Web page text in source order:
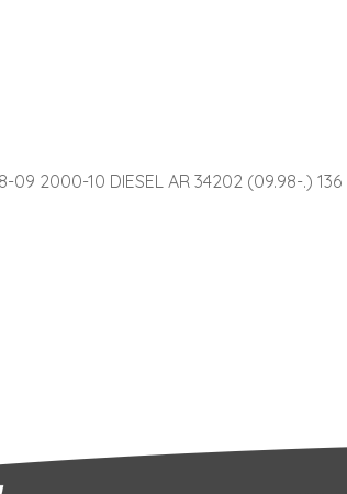
09 2000-10 DIESEL AR 34202 (09.98-.) 136